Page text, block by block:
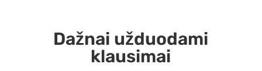
Dažnai užduodami
klausimai